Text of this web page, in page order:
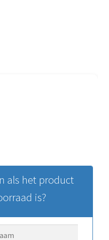
als het product
is?